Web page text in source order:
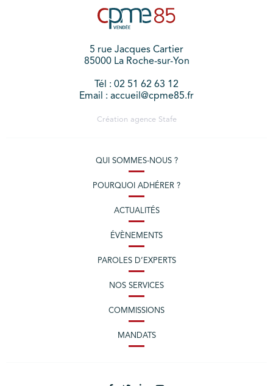
5 rue Jacques Cartier
85000 La Roche-sur-Yon
Tél : 02 51 62 63 12
Email : accueil@cpme85.fr
Création agence Stafe
QUI SOMMES-NOUS ?
POURQUOI ADHÉRER ?
ACTUALITÉS
ÉVÈNEMENTS
PAROLES D’EXPERTS
NOS SERVICES
COMMISSIONS
MANDATS